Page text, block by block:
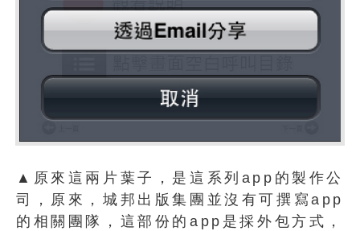
▲原來這兩片葉子，是這系列app的製作公
司，原來，城邦出版集團並沒有可撰寫app
的相關團隊，這部份的app是採外包方式，